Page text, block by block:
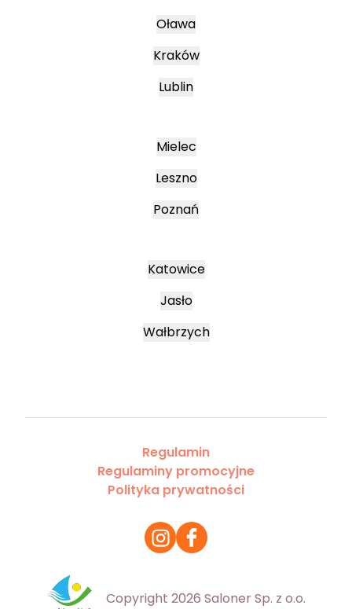
Oława
Kraków
Lublin
Mielec
Leszno
Poznań
Katowice
Jasło
Wałbrzych
Regulamin
Regulaminy promocyjne
Polityka prywatności
Copyright 2026 Saloner Sp. z o.o.